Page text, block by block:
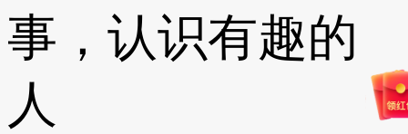
事，认识有趣的
人